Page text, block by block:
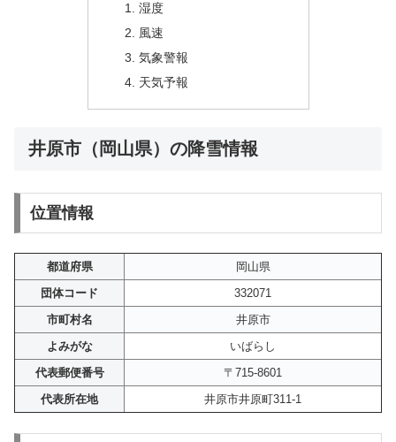
湿度
風速
気象警報
天気予報
井原市（岡山県）の降雪情報
位置情報
都道府県
岡山県
団体コード
332071
市町村名
井原市
よみがな
いばらし
代表郵便番号
〒715-8601
代表所在地
井原市井原町311-1